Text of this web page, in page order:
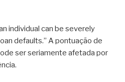
individual can be severely
defaults.” A pontuação de
ser seriamente afetada por